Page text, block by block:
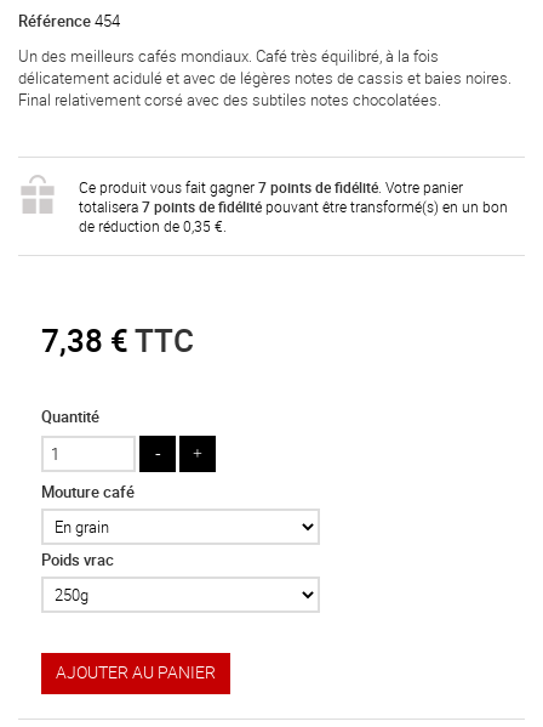
Référence454
Un des meilleurs cafés mondiaux. Café très équilibré, à la fois
délicatement acidulé et avec de légères notes de cassis et baies noires.
Final relativement corsé avec des subtiles notes chocolatées.
Ce produit vous fait gagner 7 points de fidélité. Votre panier
totalisera 7 points de fidélité pouvant être transformé(s) en un bon
de réduction de 0,35 €.
7,38 €TTC
Quantité
Mouture café
Poids vrac
AJOUTER AU PANIER